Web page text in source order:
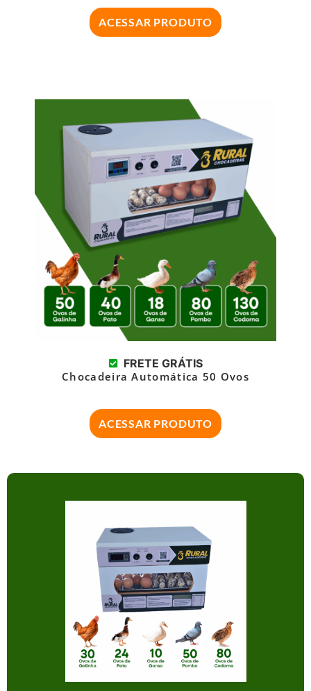
ACESSAR PRODUTO
FRETE GRÁTIS
Chocadeira Automática 50 Ovos
ACESSAR PRODUTO